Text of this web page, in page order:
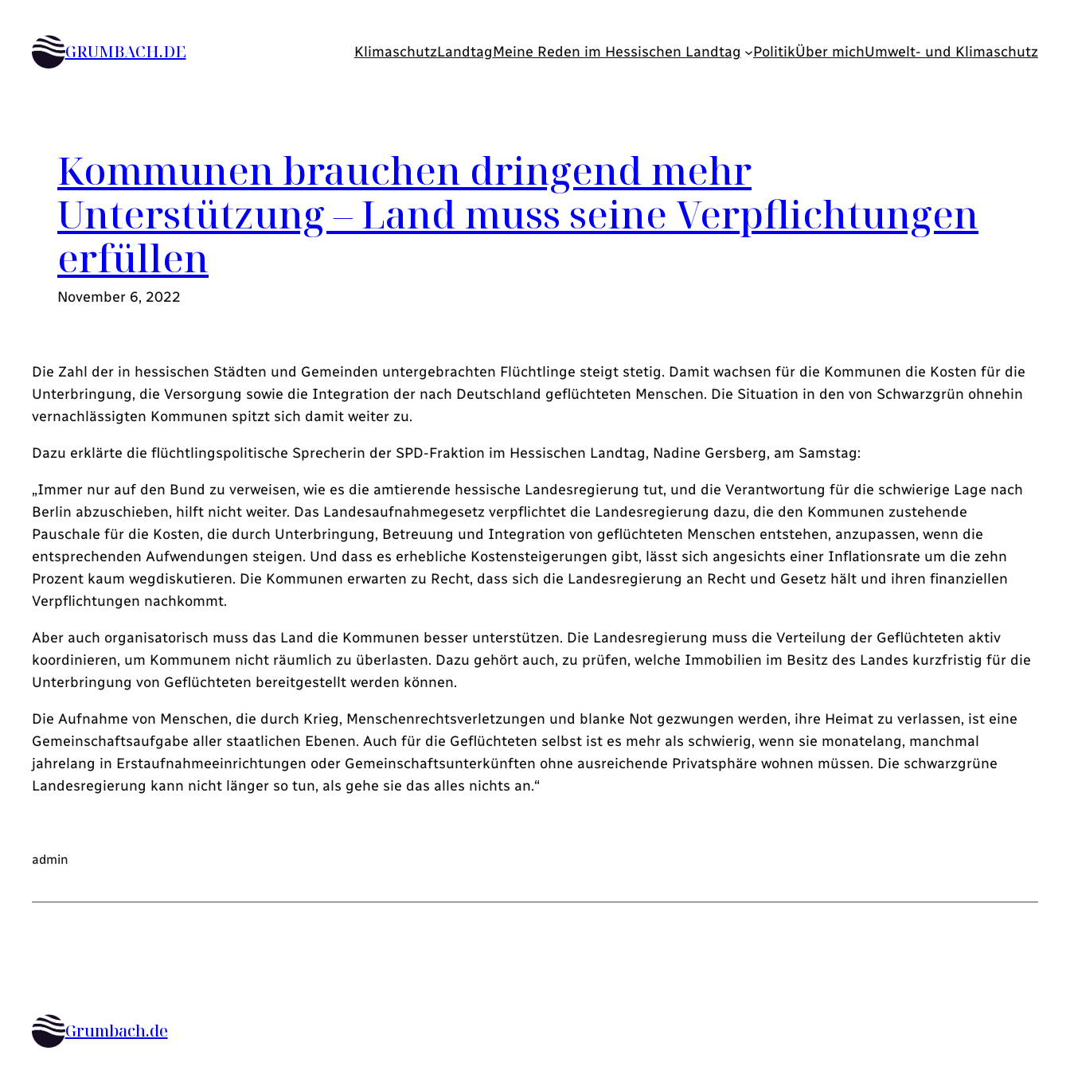
Inhalt
springenGRUMBACH.DE KlimaschutzLandtagMeine Reden im Hessischen Landtag PolitikÜber michUmwelt- und Klimaschutz
Kommunen brauchen dringend mehr
Unterstützung – Land muss seine Verpflichtungen
erfüllen
November 6, 2022
Die Zahl der in hessischen Städten und Gemeinden untergebrachten Flüchtlinge steigt stetig. Damit wachsen für die Kommunen die Kosten für die
Unterbringung, die Versorgung sowie die Integration der nach Deutschland geflüchteten Menschen. Die Situation in den von Schwarzgrün ohnehin
vernachlässigten Kommunen spitzt sich damit weiter zu.
Dazu erklärte die flüchtlingspolitische Sprecherin der SPD-Fraktion im Hessischen Landtag, Nadine Gersberg, am Samstag:
„Immer nur auf den Bund zu verweisen, wie es die amtierende hessische Landesregierung tut, und die Verantwortung für die schwierige Lage nach
Berlin abzuschieben, hilft nicht weiter. Das Landesaufnahmegesetz verpflichtet die Landesregierung dazu, die den Kommunen zustehende
Pauschale für die Kosten, die durch Unterbringung, Betreuung und Integration von geflüchteten Menschen entstehen, anzupassen, wenn die
entsprechenden Aufwendungen steigen. Und dass es erhebliche Kostensteigerungen gibt, lässt sich angesichts einer Inflationsrate um die zehn
Prozent kaum wegdiskutieren. Die Kommunen erwarten zu Recht, dass sich die Landesregierung an Recht und Gesetz hält und ihren finanziellen
Verpflichtungen nachkommt.
Aber auch organisatorisch muss das Land die Kommunen besser unterstützen. Die Landesregierung muss die Verteilung der Geflüchteten aktiv
koordinieren, um Kommunem nicht räumlich zu überlasten. Dazu gehört auch, zu prüfen, welche Immobilien im Besitz des Landes kurzfristig für die
Unterbringung von Geflüchteten bereitgestellt werden können.
Die Aufnahme von Menschen, die durch Krieg, Menschenrechtsverletzungen und blanke Not gezwungen werden, ihre Heimat zu verlassen, ist eine
Gemeinschaftsaufgabe aller staatlichen Ebenen. Auch für die Geflüchteten selbst ist es mehr als schwierig, wenn sie monatelang, manchmal
jahrelang in Erstaufnahmeeinrichtungen oder Gemeinschaftsunterkünften ohne ausreichende Privatsphäre wohnen müssen. Die schwarzgrüne
Landesregierung kann nicht länger so tun, als gehe sie das alles nichts an.“
admin
Grumbach.de